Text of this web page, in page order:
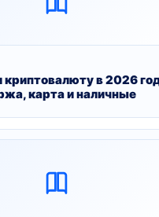
криптовалюту в 2026
карта и наличные